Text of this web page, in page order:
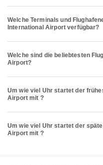
Welche Terminals und
International Airport verfügbar?
Welche sind die beliebtesten
Airport?
Um wie viel Uhr startet der
Airport mit ?
Um wie viel Uhr startet der
Airport mit ?